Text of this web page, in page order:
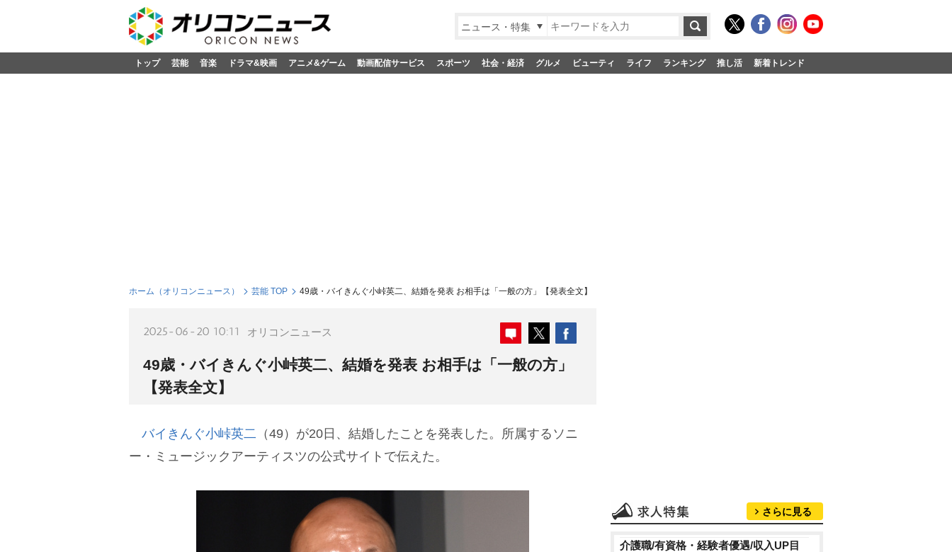
ニュース・特集
トップ 芸能 音楽 ドラマ&映画 アニメ&ゲーム 動画配信サービス スポーツ 社会・経済 グルメ ビューティ ライフ ランキング 推し活 新着トレンド
ホーム（オリコンニュース） 芸能 TOP 49歳・バイきんぐ小峠英二、結婚を発表 お相手は「一般の方」【発表全文】
2025-06-20 10:11 オリコンニュース
49歳・バイきんぐ小峠英二、結婚を発表 お相手は「一般の方」
【発表全文】
バイきんぐ小峠英二 （49）が20日、結婚したことを発表した。所属するソニ
ー・ミュージックアーティスツの公式サイトで伝えた。
さらに見る
介護職/有資格・経験者優遇/収入UP目